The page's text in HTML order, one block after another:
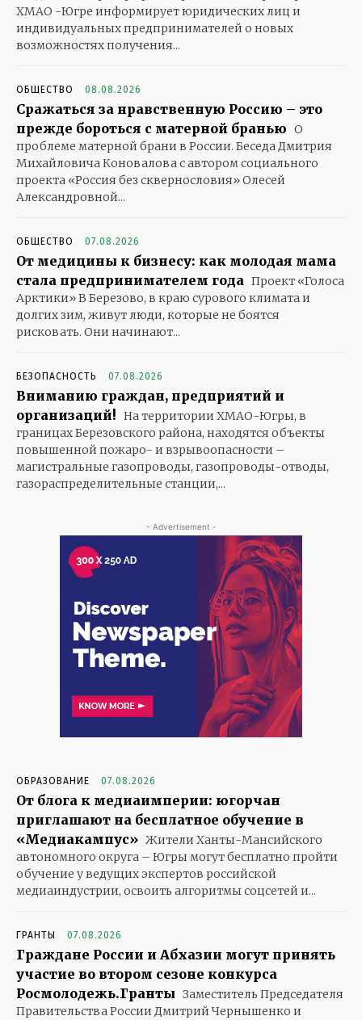
ХМАО -Югре информирует юридических лиц и
индивидуальных предпринимателей о новых
возможностях получения...
ОБЩЕСТВО 08.08.2026
Сражаться за нравственную Россию – это
прежде бороться с матерной бранью О
проблеме матерной брани в России. Беседа Дмитрия
Михайловича Коновалова с автором социального
проекта «Россия без сквернословия» Олесей
Александровной...
ОБЩЕСТВО 07.08.2026
От медицины к бизнесу: как молодая мама
стала предпринимателем года Проект «Голоса
Арктики» В Березово, в краю сурового климата и
долгих зим, живут люди, которые не боятся
рисковать. Они начинают...
БЕЗОПАСНОСТЬ 07.08.2026
Вниманию граждан, предприятий и
организаций! На территории ХМАО-Югры, в
границах Березовского района, находятся объекты
повышенной пожаро- и взрывоопасности –
магистральные газопроводы, газопроводы-отводы,
газораспределительные станции,...
- Advertisement -
ОБРАЗОВАНИЕ 07.08.2026
От блога к медиаимперии: югорчан
приглашают на бесплатное обучение в
«Медиакампус» Жители Ханты-Мансийского
автономного округа – Югры могут бесплатно пройти
обучение у ведущих экспертов российской
медиаиндустрии, освоить алгоритмы соцсетей и...
ГРАНТЫ 07.08.2026
Граждане России и Абхазии могут принять
участие во втором сезоне конкурса
Росмолодежь.Гранты Заместитель Председателя
Правительства России Дмитрий Чернышенко и